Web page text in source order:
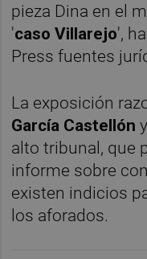
pieza Dina en el
'caso Villarejo',
Press fuentes
La exposición
García Castellón
alto tribunal, que
informe sobre
existen indicios
los aforados.